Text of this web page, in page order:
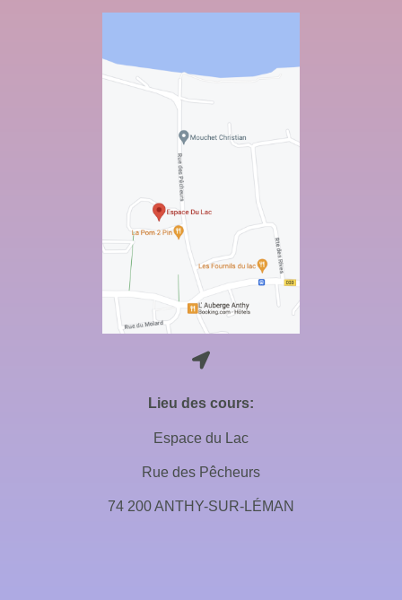
Lieu des cours:
Espace du Lac
Rue des Pêcheurs
74 200 ANTHY-SUR-LÉMAN